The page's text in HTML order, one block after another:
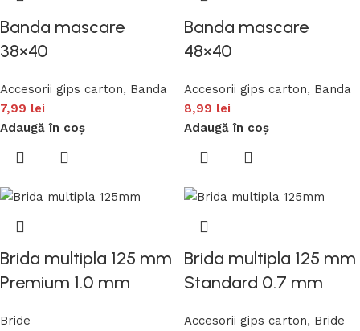
Banda mascare
38×40
Accesorii gips carton, Banda
7,99 lei
Adaugă în coș
Banda mascare
48×40
Accesorii gips carton, Banda
8,99 lei
Adaugă în coș
Brida multipla 125 mm
Premium 1.0 mm
Bride
Brida multipla 125 mm
Standard 0.7 mm
Accesorii gips carton, Bride